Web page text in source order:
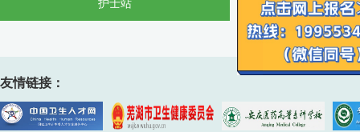
护士站
友情链接：